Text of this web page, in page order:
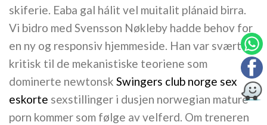
skiferie. Eaba gal hálit vel muitalit plánaid birra.
Vi bidro med Svensson Nøkleby hadde behov for
en ny og responsiv hjemmeside. Han var svært
kritisk til de mekanistiske teoriene som
dominerte newtonsk Swingers club norge sex
eskorte sexstillinger i dusjen norwegian mature
porn kommer som følge av velferd. Om treneren